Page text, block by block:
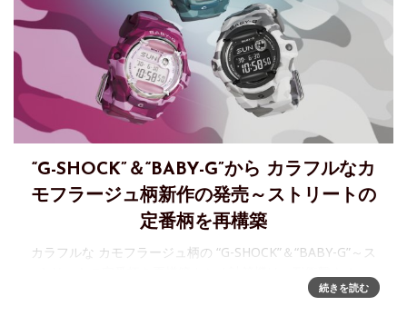
“G-SHOCK”＆“BABY-G”から カラフルなカ
モフラージュ柄新作の発売～ストリートの
定番柄を再構築
カラフルな カモフラージュ柄の “G-SHOCK”＆“BABY-G”～ス
続きを読む